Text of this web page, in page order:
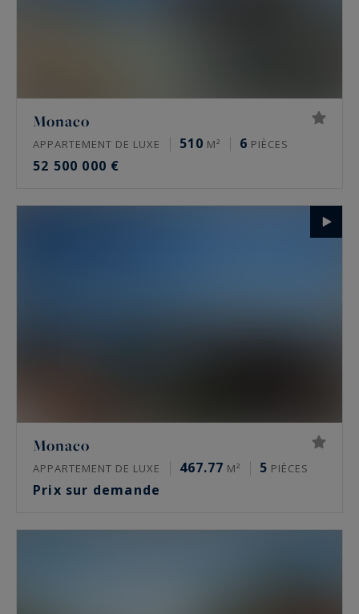
Monaco
APPARTEMENT DE LUXE 510 M² 6 PIÈCES
52 500 000 €
Monaco
APPARTEMENT DE LUXE 467.77 M² 5 PIÈCES
Prix sur demande